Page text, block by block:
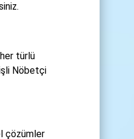
türlü
Nöbetçi
çözümler